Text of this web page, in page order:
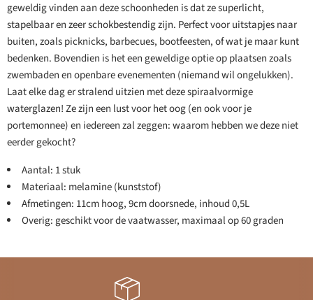
geweldig vinden aan deze schoonheden is dat ze superlicht,
stapelbaar en zeer schokbestendig zijn. Perfect voor uitstapjes naar
buiten, zoals picknicks, barbecues, bootfeesten, of wat je maar kunt
bedenken. Bovendien is het een geweldige optie op plaatsen zoals
zwembaden en openbare evenementen (niemand wil ongelukken).
Laat elke dag er stralend uitzien met deze spiraalvormige
waterglazen! Ze zijn een lust voor het oog (en ook voor je
portemonnee) en iedereen zal zeggen: waarom hebben we deze niet
eerder gekocht?
Aantal: 1 stuk
Materiaal: melamine (kunststof)
Afmetingen: 11cm hoog, 9cm doorsnede, inhoud 0,5L
Overig: geschikt voor de vaatwasser, maximaal op 60 graden